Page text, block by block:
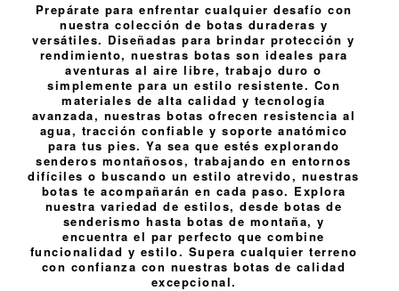
Prepárate para enfrentar cualquier desafío con
nuestra colección de botas duraderas y
versátiles. Diseñadas para brindar protección y
rendimiento, nuestras botas son ideales para
aventuras al aire libre, trabajo duro o
simplemente para un estilo resistente. Con
materiales de alta calidad y tecnología
avanzada, nuestras botas ofrecen resistencia al
agua, tracción confiable y soporte anatómico
para tus pies. Ya sea que estés explorando
senderos montañosos, trabajando en entornos
difíciles o buscando un estilo atrevido, nuestras
botas te acompañarán en cada paso. Explora
nuestra variedad de estilos, desde botas de
senderismo hasta botas de montaña, y
encuentra el par perfecto que combine
funcionalidad y estilo. Supera cualquier terreno
con confianza con nuestras botas de calidad
excepcional.